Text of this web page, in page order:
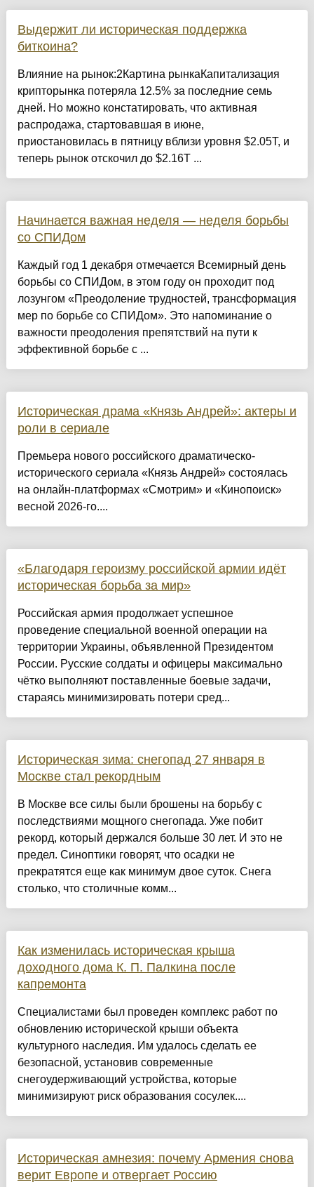
Выдержит ли историческая поддержка
биткоина?
Влияние на рынок:2Картина рынкаКапитализация
крипторынка потеряла 12.5% за последние семь
дней. Но можно констатировать, что активная
распродажа, стартовавшая в июне,
приостановилась в пятницу вблизи уровня $2.05T, и
теперь рынок отскочил до $2.16T ...
Начинается важная неделя — неделя борьбы
со СПИДом
Каждый год 1 декабря отмечается Всемирный день
борьбы со СПИДом, в этом году он проходит под
лозунгом «Преодоление трудностей, трансформация
мер по борьбе со СПИДом». Это напоминание о
важности преодоления препятствий на пути к
эффективной борьбе с ...
Историческая драма «Князь Андрей»: актеры и
роли в сериале
Премьера нового российского драматическо-
исторического сериала «Князь Андрей» состоялась
на онлайн-платформах «Смотрим» и «Кинопоиск»
весной 2026-го....
«Благодаря героизму российской армии идёт
историческая борьба за мир»
Российская армия продолжает успешное
проведение специальной военной операции на
территории Украины, объявленной Президентом
России. Русские солдаты и офицеры максимально
чётко выполняют поставленные боевые задачи,
стараясь минимизировать потери сред...
Историческая зима: снегопад 27 января в
Москве стал рекордным
В Москве все силы были брошены на борьбу с
последствиями мощного снегопада. Уже побит
рекорд, который держался больше 30 лет. И это не
предел. Синоптики говорят, что осадки не
прекратятся еще как минимум двое суток. Снега
столько, что столичные комм...
Как изменилась историческая крыша
доходного дома К. П. Палкина после
капремонта
Специалистами был проведен комплекс работ по
обновлению исторической крыши объекта
культурного наследия. Им удалось сделать ее
безопасной, установив современные
снегоудерживающий устройства, которые
минимизируют риск образования сосулек....
Историческая амнезия: почему Армения снова
верит Европе и отвергает Россию